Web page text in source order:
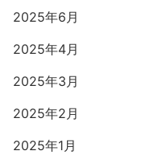
2025年6月
2025年4月
2025年3月
2025年2月
2025年1月